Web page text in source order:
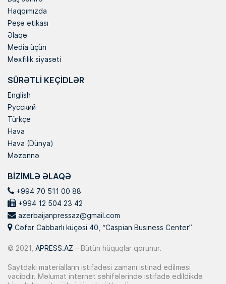
Haqqımızda
Peşə etikası
Əlaqə
Media üçün
Məxfilik siyasəti
SÜRƏTLI KEÇIDLƏR
English
Русский
Türkçe
Hava
Hava (Dünya)
Məzənnə
BIZIMLƏ ƏLAQƏ
+994 70 511 00 88
+994 12 504 23 42
azerbaijanpressaz@gmail.com
Cəfər Cabbarlı küçəsi 40, “Caspian Business Center”
© 2021, APRESS.AZ – Bütün hüquqlar qorunur.
Saytdakı materialların istifadəsi zamanı istinad edilməsi
vacibdir. Məlumat internet səhifələrində istifadə edildikdə